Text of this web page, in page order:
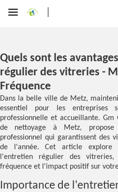
Quels sont les
régulier des vitreries -
Fréquence
Dans la belle ville de Metz,
essentiel pour les entreprises
professionnelle et accueillante. Gm
de nettoyage à Metz, propose
professionnel qui garantissent des
de l'année. Cet article explore
l'entretien régulier des
fréquence et l'impact positif sur
Importance de